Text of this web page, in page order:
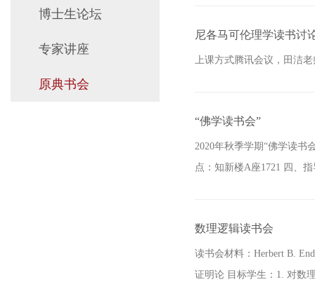
博士生论坛
专家讲座
原典书会
尼各马可伦理学读书讨
上课方式腾讯会议，田洁
“佛学读书会”
2020年秋季学期“佛学读书
点：知新楼A座1721 四、
数理逻辑读书会
读书会材料：Herbert B.
证明论 目标学生：1. 对数